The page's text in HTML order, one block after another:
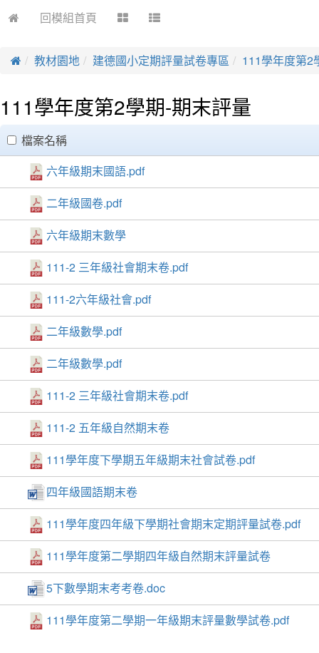
回模組首頁
教材園地 建德國小定期評量試卷專區 111學年度第2
111學年度第2學期-期末評量
clickAll
檔案名稱
六年級期末國語.pdf
二年級國卷.pdf
六年級期末數學
111-2 三年級社會期末卷.pdf
111-2六年級社會.pdf
二年級數學.pdf
二年級數學.pdf
111-2 三年級社會期末卷.pdf
111-2 五年級自然期末卷
111學年度下學期五年級期末社會試卷.pdf
四年級國語期末卷
111學年度四年級下學期社會期末定期評量試卷.pdf
111學年度第二學期四年級自然期末評量試卷
5下數學期末考考卷.doc
111學年度第二學期一年級期末評量數學試卷.pdf